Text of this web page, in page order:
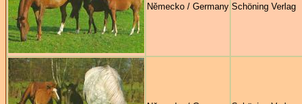
Německo / Germany Schöning Verlag